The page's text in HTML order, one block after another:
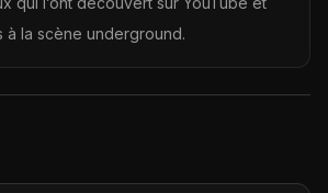
à la scène underground.